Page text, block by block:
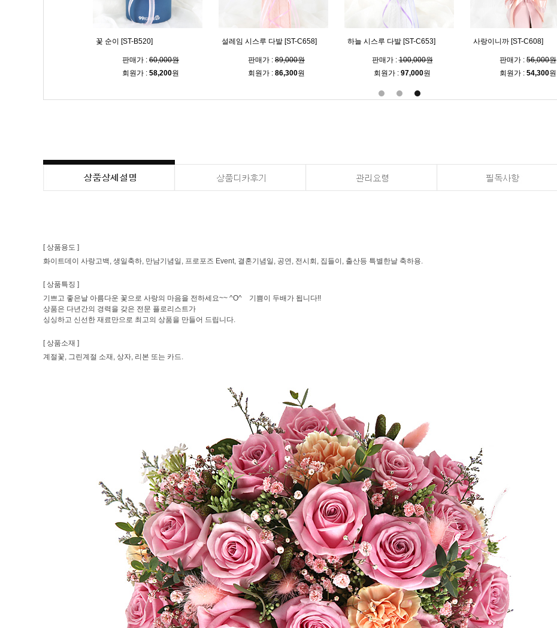
꽃 순이 [ST-B520]
판매가 : 60,000원
회원가 : 58,200원
설레임 시스루 다발 [ST-C658]
판매가 : 89,000원
회원가 : 86,300원
하늘 시스루 다발 [ST-C653]
판매가 :100,000원
회원가 : 97,000원
사랑이니까 [ST-C608]
판매가 : 56,000원
회원가 : 54,300원
[ 상품용도 ]
화이트데이 사랑고백, 생일축하, 만남기념일, 프로포즈 Event, 결혼기념일, 공연, 전시회, 집들이, 출산등 특별한날 축하용.
[ 상품특징 ]
기쁘고 좋은날 아름다운 꽃으로 사랑의 마음을 전하세요~~ ^O^ 기쁨이 두배가 됩니다!!
상품은 다년간의 경력을 갖은 전문 플로리스트가
싱싱하고 신선한 재료만으로 최고의 상품을 만들어 드립니다.
[ 상품소재 ]
계절꽃, 그린계절 소재, 상자, 리본 또는 카드.